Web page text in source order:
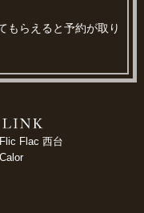
もらえると予約が取り
Flic Flac 西台
Calor